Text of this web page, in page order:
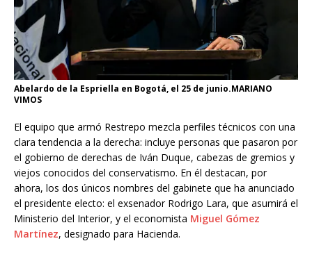
Abelardo de la Espriella en Bogotá, el 25 de junio.MARIANO
VIMOS
El equipo que armó Restrepo mezcla perfiles técnicos con una
clara tendencia a la derecha: incluye personas que pasaron por
el gobierno de derechas de Iván Duque, cabezas de gremios y
viejos conocidos del conservatismo. En él destacan, por
ahora, los dos únicos nombres del gabinete que ha anunciado
el presidente electo: el exsenador Rodrigo Lara, que asumirá el
Ministerio del Interior, y el economista Miguel Gómez
Martínez, designado para Hacienda.